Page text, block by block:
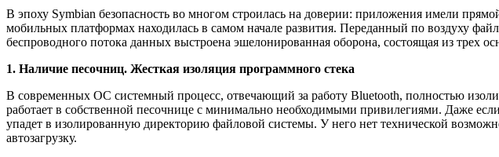
В эпоху Symbian безопасность во многом строилась на доверии: приложения имели
мобильных платформах находилась в самом начале развития. Переданный по воздуху
беспроводного потока данных выстроена эшелонированная оборона, состоящая из трех
1. Наличие песочниц. Жесткая изоляция программного стека
В современных ОС системный процесс, отвечающий за работу Bluetooth, полностью
работает в собственной песочнице с минимально необходимыми привилегиями. Даже
упадет в изолированную директорию файловой системы. У него нет технической
автозагрузку.